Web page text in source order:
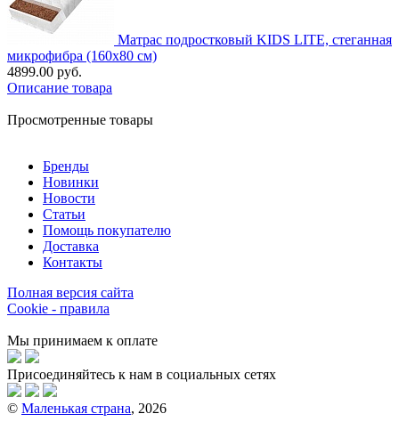
Матрас подростковый KIDS LITE, стеганная
микрофибра (160х80 см)
4899.00 руб.
Описание товара
Просмотренные товары
Бренды
Новинки
Новости
Статьи
Помощь покупателю
Доставка
Контакты
Полная версия сайта
Cookie - правила
Мы принимаем к оплате
Присоединяйтесь к нам в социальных сетях
© Маленькая страна, 2026